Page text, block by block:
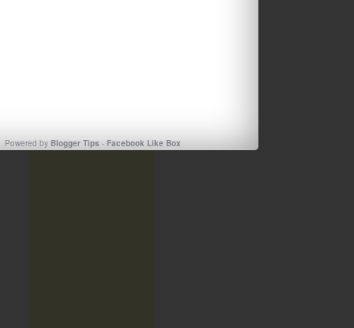
Powered by Blogger Tips - Facebook Like Box